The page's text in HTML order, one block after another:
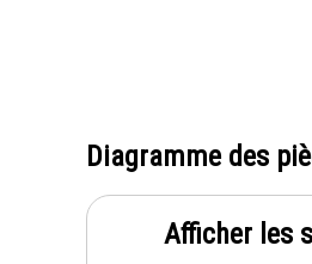
Diagramme des
Afficher les